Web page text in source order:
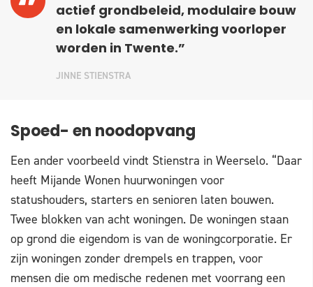
actief grondbeleid, modulaire bouw
en lokale samenwerking voorloper
worden in Twente.”
JINNE STIENSTRA
Spoed- en noodopvang
Een ander voorbeeld vindt Stienstra in Weerselo. “Daar
heeft Mijande Wonen huurwoningen voor
statushouders, starters en senioren laten bouwen.
Twee blokken van acht woningen. De woningen staan
op grond die eigendom is van de woningcorporatie. Er
zijn woningen zonder drempels en trappen, voor
mensen die om medische redenen met voorrang een